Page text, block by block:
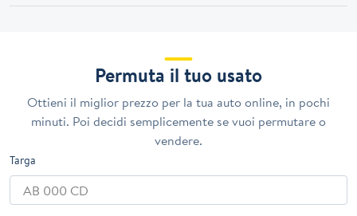
Permuta il tuo usato
Ottieni il miglior prezzo per la tua auto online, in pochi
minuti. Poi decidi semplicemente se vuoi permutare o
vendere.
Targa